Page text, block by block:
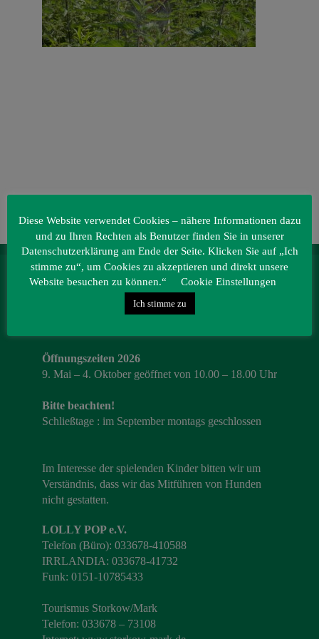
Veranstaltungen
IRRLANDIA – der MitMachPark
Öffnungszeiten 2026
9. Mai – 4. Oktober geöffnet von 10.00 – 18.00 Uhr
Bitte beachten!
Schließtage : im September montags geschlossen
Im Interesse der spielenden Kinder bitten wir um
Verständnis, dass wir das Mitführen von Hunden
nicht gestatten.
LOLLY POP e.V.
Telefon (Büro): 033678-410588
IRRLANDIA: 033678-41732
Funk: 0151-10785433
Tourismus Storkow/Mark
Telefon: 033678 – 73108
Diese Website verwendet Cookies – nähere Informationen dazu
und zu Ihren Rechten als Benutzer finden Sie in unserer
Datenschutzerklärung am Ende der Seite. Klicken Sie auf „Ich
stimme zu“, um Cookies zu akzeptieren und direkt unsere
Website besuchen zu können.“
Cookie Einstellungen
Ich stimme zu